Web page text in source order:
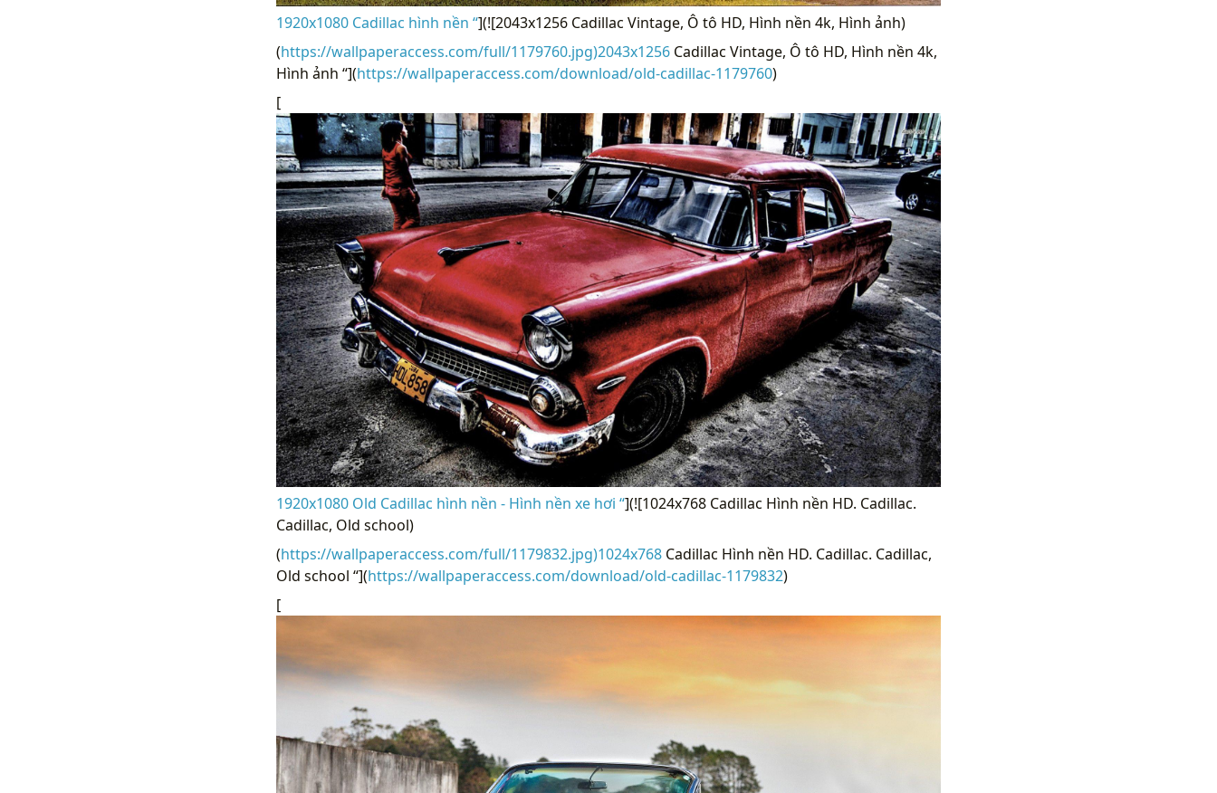
1920x1080 Cadillac hình nền “](![2043x1256 Cadillac Vintage, Ô tô HD, Hình nền 4k, Hình ảnh)
(https://wallpaperaccess.com/full/1179760.jpg)2043x1256Cadillac Vintage, Ô tô HD, Hình nền 4k,
Hình ảnh “](https://wallpaperaccess.com/download/old-cadillac-1179760)
[
1920x1080 Old Cadillac hình nền - Hình nền xe hơi “](![1024x768 Cadillac Hình nền HD. Cadillac.
Cadillac, Old school)
(https://wallpaperaccess.com/full/1179832.jpg)1024x768Cadillac Hình nền HD. Cadillac. Cadillac,
Old school “](https://wallpaperaccess.com/download/old-cadillac-1179832)
[